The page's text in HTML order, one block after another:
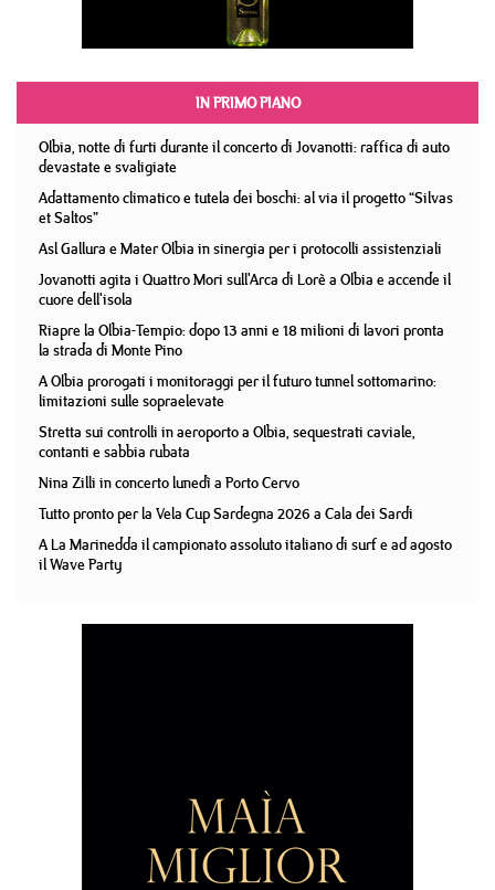
IN PRIMO PIANO
Olbia, notte di furti durante il concerto di Jovanotti: raffica di auto
devastate e svaligiate
Adattamento climatico e tutela dei boschi: al via il progetto “Silvas
et Saltos”
Asl Gallura e Mater Olbia in sinergia per i protocolli assistenziali
Jovanotti agita i Quattro Mori sull'Arca di Lorè a Olbia e accende il
cuore dell'isola
Riapre la Olbia-Tempio: dopo 13 anni e 18 milioni di lavori pronta
la strada di Monte Pino
A Olbia prorogati i monitoraggi per il futuro tunnel sottomarino:
limitazioni sulle sopraelevate
Stretta sui controlli in aeroporto a Olbia, sequestrati caviale,
contanti e sabbia rubata
Nina Zilli in concerto lunedì a Porto Cervo
Tutto pronto per la Vela Cup Sardegna 2026 a Cala dei Sardi
A La Marinedda il campionato assoluto italiano di surf e ad agosto
il Wave Party